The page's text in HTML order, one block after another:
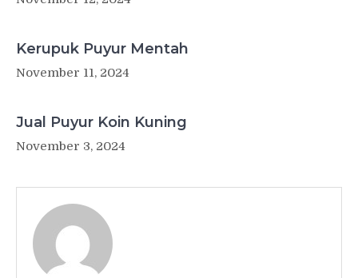
Kerupuk Puyur Mentah
November 11, 2024
Jual Puyur Koin Kuning
November 3, 2024